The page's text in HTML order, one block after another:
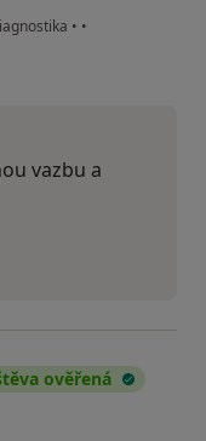
• •
vazbu a
ověřená